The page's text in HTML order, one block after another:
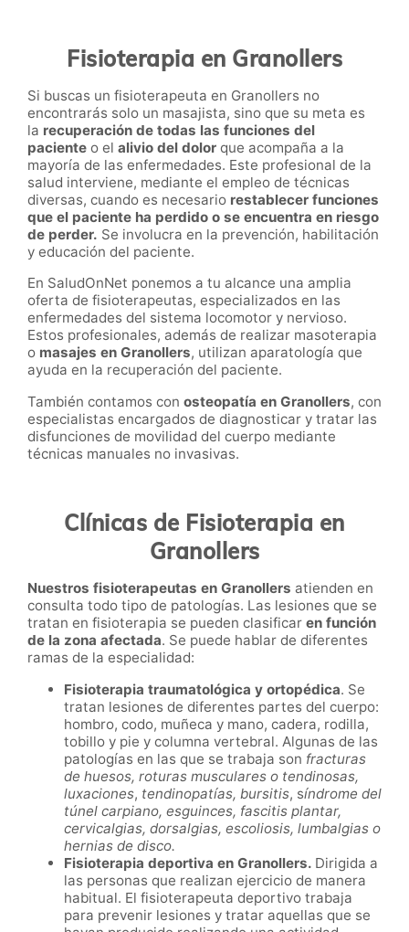
Fisioterapia en Granollers
Si buscas un fisioterapeuta en Granollers no
encontrarás solo un masajista, sino que su meta es
la recuperación de todas las funciones del
paciente o el alivio del dolor que acompaña a la
mayoría de las enfermedades. Este profesional de la
salud interviene, mediante el empleo de técnicas
diversas, cuando es necesario restablecer funciones
que el paciente ha perdido o se encuentra en riesgo
de perder. Se involucra en la prevención, habilitación
y educación del paciente.
En SaludOnNet ponemos a tu alcance una amplia
oferta de fisioterapeutas, especializados en las
enfermedades del sistema locomotor y nervioso.
Estos profesionales, además de realizar masoterapia
o masajes en Granollers, utilizan aparatología que
ayuda en la recuperación del paciente.
También contamos con osteopatía en Granollers, con
especialistas encargados de diagnosticar y tratar las
disfunciones de movilidad del cuerpo mediante
técnicas manuales no invasivas.
Clínicas de Fisioterapia en
Granollers
Nuestros fisioterapeutas en Granollers atienden en
consulta todo tipo de patologías. Las lesiones que se
tratan en fisioterapia se pueden clasificar en función
de la zona afectada. Se puede hablar de diferentes
ramas de la especialidad:
Fisioterapia traumatológica y ortopédica. Se
tratan lesiones de diferentes partes del cuerpo:
hombro, codo, muñeca y mano, cadera, rodilla,
tobillo y pie y columna vertebral. Algunas de las
patologías en las que se trabaja son fracturas
de huesos, roturas musculares o tendinosas,
luxaciones, tendinopatías, bursitis, síndrome del
túnel carpiano, esguinces, fascitis plantar,
cervicalgias, dorsalgias, escoliosis, lumbalgias o
hernias de disco.
Fisioterapia deportiva en Granollers. Dirigida a
las personas que realizan ejercicio de manera
habitual. El fisioterapeuta deportivo trabaja
para prevenir lesiones y tratar aquellas que se